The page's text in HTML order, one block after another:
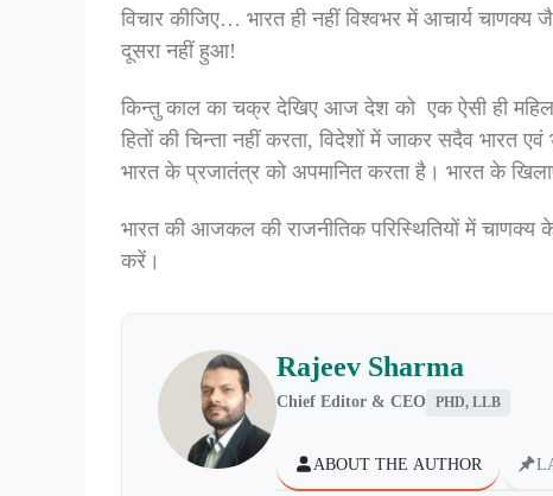
विचार कीजिए… भारत ही नहीं विश्वभर में आचार्य चाणक्य
दूसरा नहीं हुआ!
किन्तु काल का चक्र देखिए आज देश को एक ऐसी ही
हितों की चिन्ता नहीं करता, विदेशों में जाकर सदैव भारत
भारत के प्रजातंत्र को अपमानित करता है। भारत के
भारत की आजकल की राजनीतिक परिस्थितियों में
करें।
Rajeev Sharma
Chief Editor & CEO PHD, LLB
ABOUT THE AUTHOR